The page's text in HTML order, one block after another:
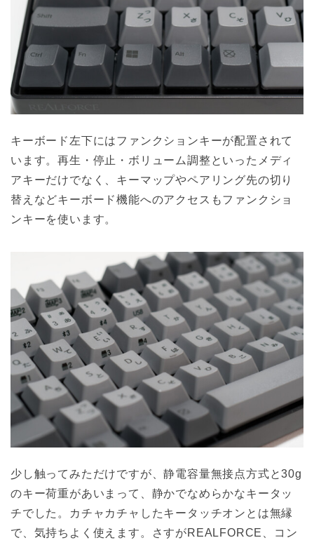
キーボード左下にはファンクションキーが配置されて
います。再生・停止・ボリューム調整といったメディ
アキーだけでなく、キーマップやペアリング先の切り
替えなどキーボード機能へのアクセスもファンクショ
ンキーを使います。
少し触ってみただけですが、静電容量無接点方式と30g
のキー荷重があいまって、静かでなめらかなキータッ
チでした。カチャカチャしたキータッチオンとは無縁
で、気持ちよく使えます。さすがREALFORCE、コン